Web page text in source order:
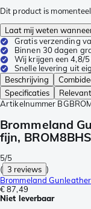
Dit product is
Laat mij weten
Gratis verzending
Binnen 30 dagen
Wij krijgen een 4,8/
Snelle levering uit
Beschrijving
Specificaties
Artikelnummer
Brommeland
fijn, BROM8BHS
5/5
( 3 reviews )
Brommeland Gunleather
€ 87,49
Niet leverbaar